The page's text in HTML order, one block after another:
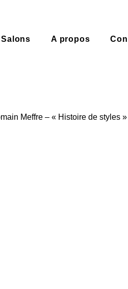
Salons A propos
Meffre – « Histoire de styles